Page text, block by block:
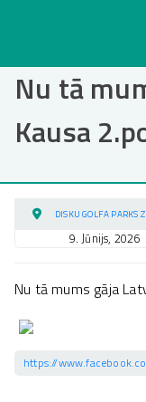
saturu
Nu tā
Kausa
DISKU GOLFA PARKS
9. Jūnijs, 2026
Nu tā mums gāja
https://